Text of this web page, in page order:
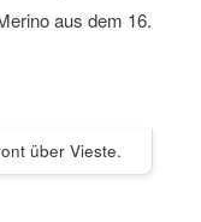
aus dem 16.
über Vieste.